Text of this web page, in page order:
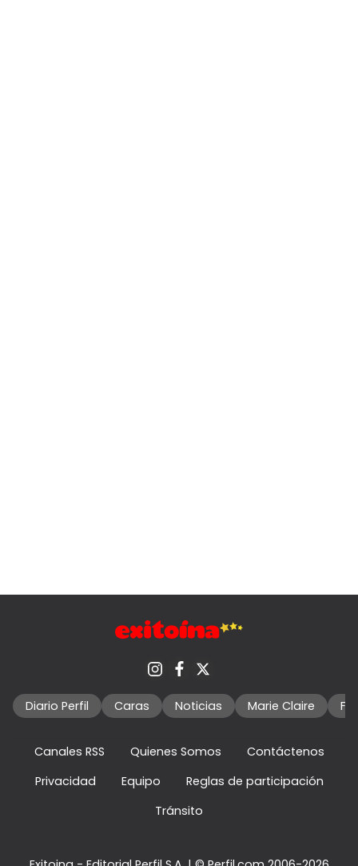
Diario Perfil Caras Noticias Marie Claire
Canales RSS Quienes Somos
Contáctenos
Privacidad
Equipo
Reglas de participación
Tránsito